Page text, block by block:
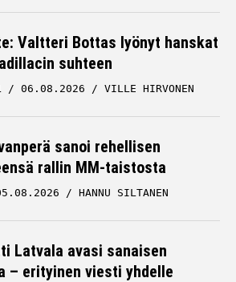
Valtteri Bottas lyönyt hanskat
suhteen
06.08.2026 VILLE HIRVONEN
sanoi rehellisen
rallin MM-taistosta
HANNU SILTANEN
Latvala avasi sanaisen
– erityinen viesti yhdelle